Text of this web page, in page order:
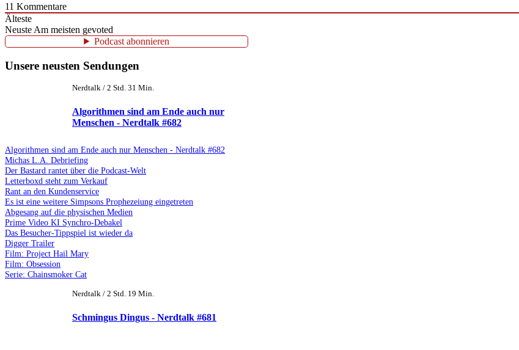
11 Kommentare
Älteste
Neuste Am meisten gevoted
Podcast abonnieren
Unsere neusten Sendungen
Nerdtalk / 2 Std. 31 Min.
Algorithmen sind am Ende auch nur
Menschen - Nerdtalk #682
Algorithmen sind am Ende auch nur Menschen - Nerdtalk #682
Michas L.A. Debriefing
Der Bastard rantet über die Podcast-Welt
Letterboxd steht zum Verkauf
Rant an den Kundenservice
Es ist eine weitere Simpsons Prophezeiung eingetreten
Abgesang auf die physischen Medien
Prime Video KI Synchro-Debakel
Das Besucher-Tippspiel ist wieder da
Digger Trailer
Film: Project Hail Mary
Film: Obsession
Serie: Chainsmoker Cat
Nerdtalk / 2 Std. 19 Min.
Schmingus Dingus - Nerdtalk #681